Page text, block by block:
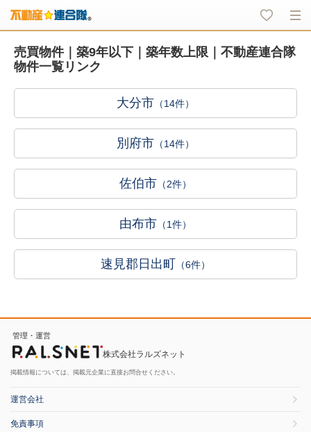
売買物件｜築9年以下｜築年数上限｜不動産連合隊
物件一覧リンク
大分市 （14件）
別府市 （14件）
佐伯市 （2件）
由布市 （1件）
速見郡日出町 （6件）
管理・運営
株式会社ラルズネット
掲載情報については、掲載元企業に直接お問合せください。
運営会社
免責事項